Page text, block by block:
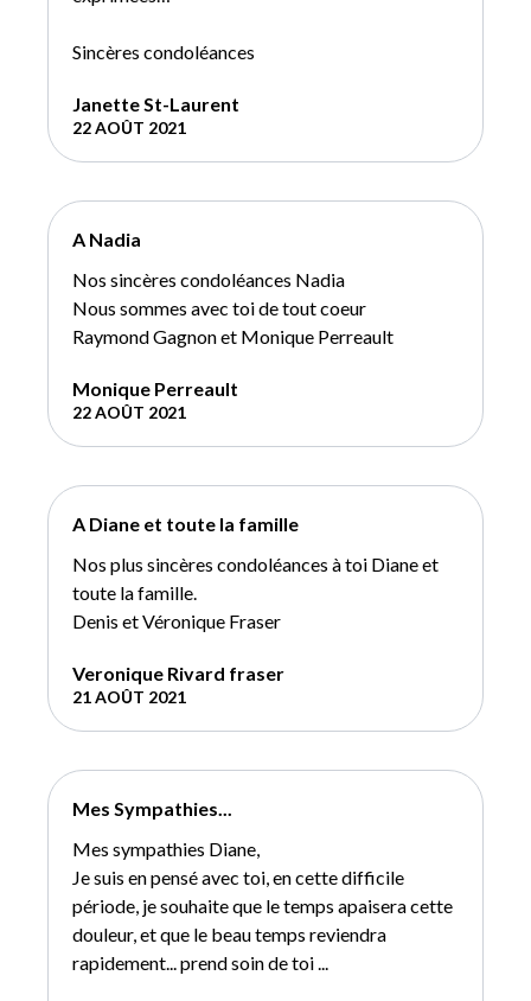
Sincères condoléances
Janette St-Laurent
22 AOÛT 2021
A Nadia
Nos sincères condoléances Nadia
Nous sommes avec toi de tout coeur
Raymond Gagnon et Monique Perreault
Monique Perreault
22 AOÛT 2021
A Diane et toute la famille
Nos plus sincères condoléances à toi Diane et
toute la famille.
Denis et Véronique Fraser
Veronique Rivard fraser
21 AOÛT 2021
Mes Sympathies...
Mes sympathies Diane,
Je suis en pensé avec toi, en cette difficile
période, je souhaite que le temps apaisera cette
douleur, et que le beau temps reviendra
rapidement... prend soin de toi ...